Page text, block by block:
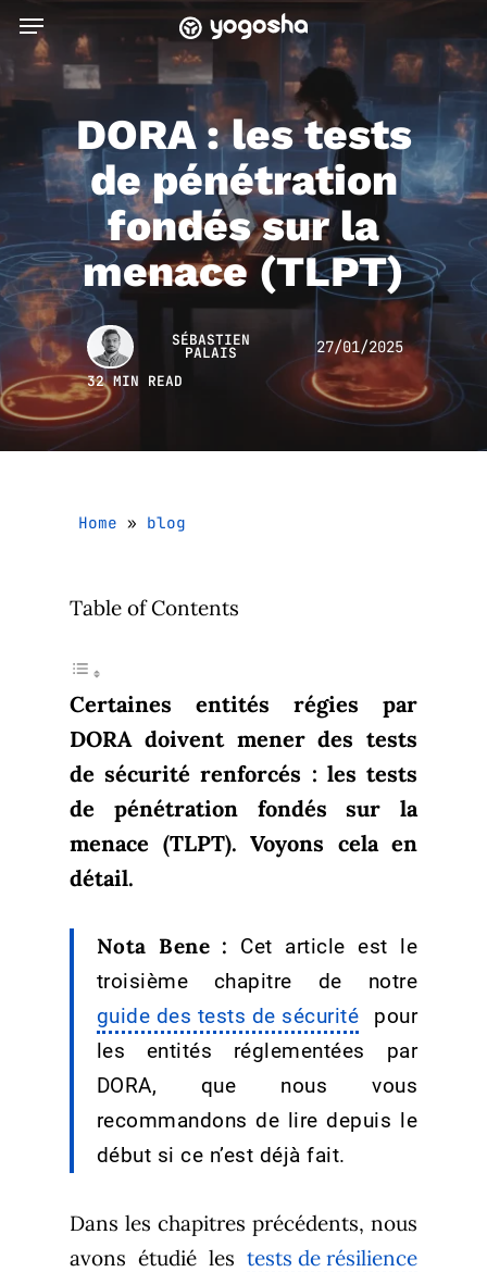
Skip
main
content
Menu
DORA : les tests
de pénétration
fondés sur la
menace (TLPT)
SÉBASTIEN
PALAIS 27/01/2025
32 MIN READ
Home » blog
Table of Contents
Certaines entités régies par
DORA doivent mener des tests
de sécurité renforcés : les tests
de pénétration fondés sur la
menace (TLPT). Voyons cela en
détail.
Nota Bene : Cet article est le
troisième chapitre de notre
guide des tests de sécurité pour
les entités réglementées par
DORA, que nous vous
recommandons de lire depuis le
début si ce n’est déjà fait.
Dans les chapitres précédents, nous
avons étudié les tests de résilience